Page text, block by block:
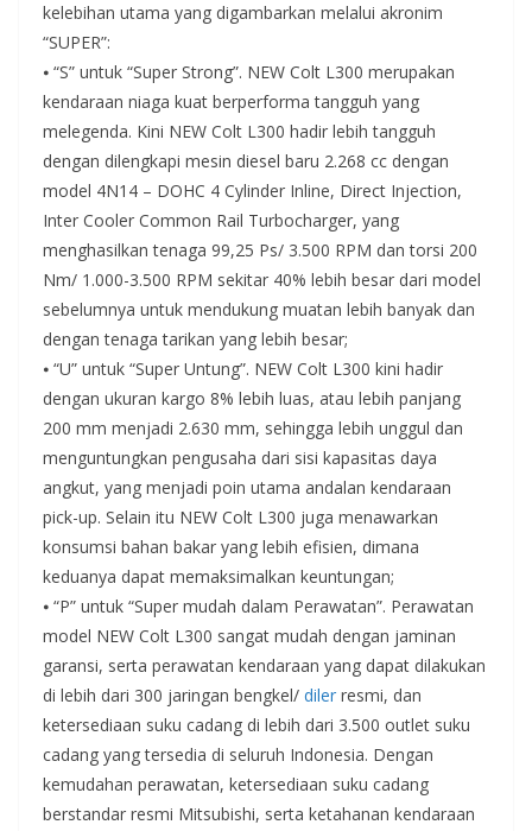
kelebihan utama yang digambarkan melalui akronim
“SUPER”:
⦁ “S” untuk “Super Strong”. NEW Colt L300 merupakan
kendaraan niaga kuat berperforma tangguh yang
melegenda. Kini NEW Colt L300 hadir lebih tangguh
dengan dilengkapi mesin diesel baru 2.268 cc dengan
model 4N14 – DOHC 4 Cylinder Inline, Direct Injection,
Inter Cooler Common Rail Turbocharger, yang
menghasilkan tenaga 99,25 Ps/ 3.500 RPM dan torsi 200
Nm/ 1.000-3.500 RPM sekitar 40% lebih besar dari model
sebelumnya untuk mendukung muatan lebih banyak dan
dengan tenaga tarikan yang lebih besar;
⦁ “U” untuk “Super Untung”. NEW Colt L300 kini hadir
dengan ukuran kargo 8% lebih luas, atau lebih panjang
200 mm menjadi 2.630 mm, sehingga lebih unggul dan
menguntungkan pengusaha dari sisi kapasitas daya
angkut, yang menjadi poin utama andalan kendaraan
pick-up. Selain itu NEW Colt L300 juga menawarkan
konsumsi bahan bakar yang lebih efisien, dimana
keduanya dapat memaksimalkan keuntungan;
⦁ “P” untuk “Super mudah dalam Perawatan”. Perawatan
model NEW Colt L300 sangat mudah dengan jaminan
garansi, serta perawatan kendaraan yang dapat dilakukan
di lebih dari 300 jaringan bengkel/ diler resmi, dan
ketersediaan suku cadang di lebih dari 3.500 outlet suku
cadang yang tersedia di seluruh Indonesia. Dengan
kemudahan perawatan, ketersediaan suku cadang
berstandar resmi Mitsubishi, serta ketahanan kendaraan